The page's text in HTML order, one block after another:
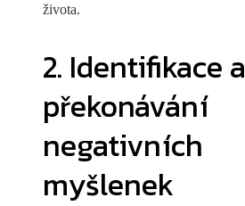
života.
2. Identifikace a
překonávání
negativních
myšlenek